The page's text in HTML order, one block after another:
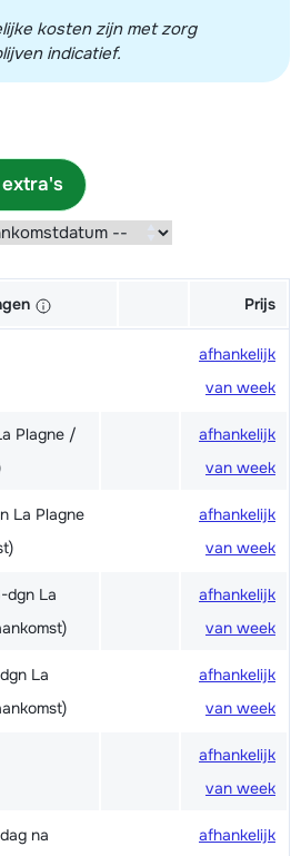
kosten zijn met zorg
indicatief.
Prijs
afhankelijk
van week
Plagne /
afhankelijk
van week
La Plagne
afhankelijk
van week
dgn La
afhankelijk
van week
La
afhankelijk
van week
afhankelijk
van week
na
afhankelijk